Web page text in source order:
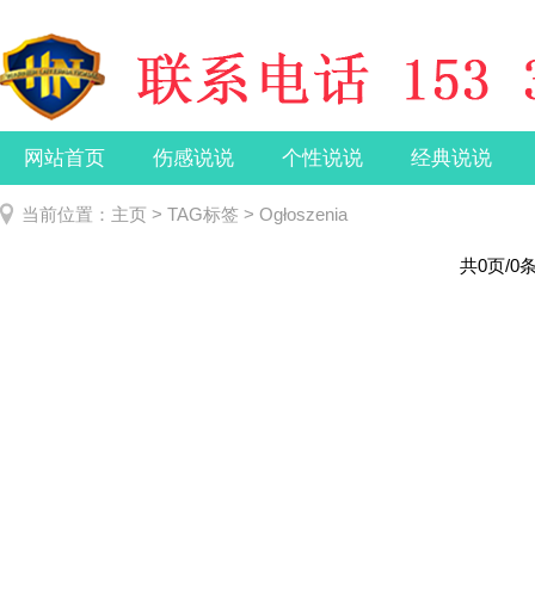
网站首页 伤感说说 个性说说 经典说说
当前位置： 主页 > TAG标签 > Ogłoszenia
共0页/0